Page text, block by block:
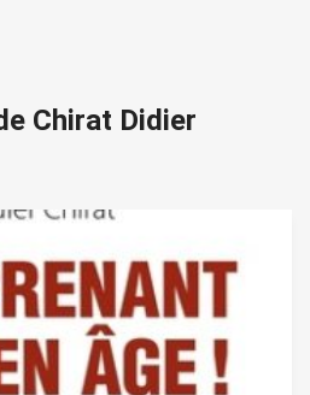
Chirat Didier